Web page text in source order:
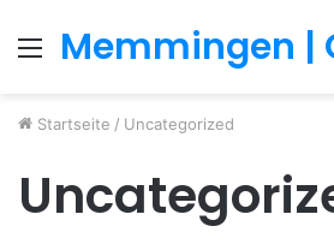
MenüMemmingen |
Startseite / Uncategorized